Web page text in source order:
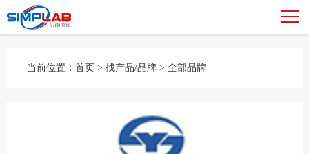
当前位置： 首页 > 找产品/品牌> 全部品牌